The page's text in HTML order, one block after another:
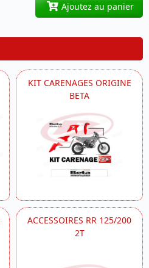
Ajoutez au panier
KIT CARENAGES ORIGINE
BETA
ACCESSOIRES RR 125/200
2T